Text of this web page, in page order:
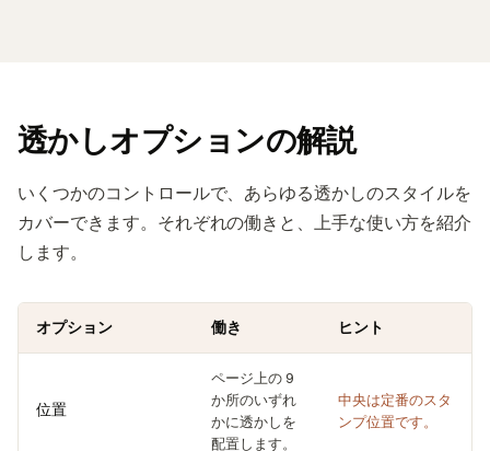
透かしオプションの解説
いくつかのコントロールで、あらゆる透かしのスタイルを
カバーできます。それぞれの働きと、上手な使い方を紹介
します。
オプション 働き ヒント
位置
ページ上の 9
か所のいずれ
かに透かしを
配置します。
中央は定番のスタ
ンプ位置です。